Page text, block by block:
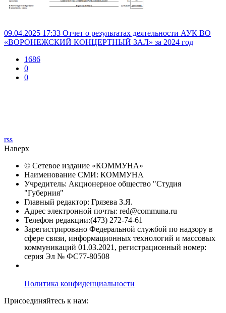
09.04.2025 17:33 Отчет о результатах деятельности АУК ВО
«ВОРОНЕЖСКИЙ КОНЦЕРТНЫЙ ЗАЛ» за 2024 год
1686
0
0
rss
Наверх
© Сетевое издание «КОММУНА»
Наименование СМИ: КОММУНА
Учредитель: Акционерное общество "Студия
"Губерния"
Главный редактор: Грязева З.Я.
Адрес электронной почты: red@communa.ru
Телефон редакции:(473) 272-74-61
Зарегистрировано Федеральной службой по надзору в
сфере связи, информационных технологий и массовых
коммуникаций 01.03.2021, регистрационный номер:
серия Эл № ФС77-80508
Политика конфиденциальности
Присоединяйтесь к нам: